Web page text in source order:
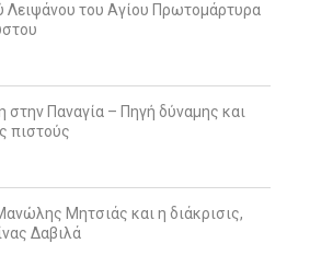
Λειψάνου του Αγίου Πρωτομάρτυρα
στην Παναγία – Πηγή δύναμης και
πιστούς
Μητσιάς και η διάκρισις,
Δαβιλά